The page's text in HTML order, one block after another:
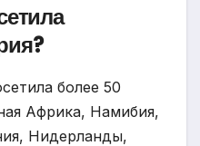
более 50
Африка, Намибия,
Нидерланды,